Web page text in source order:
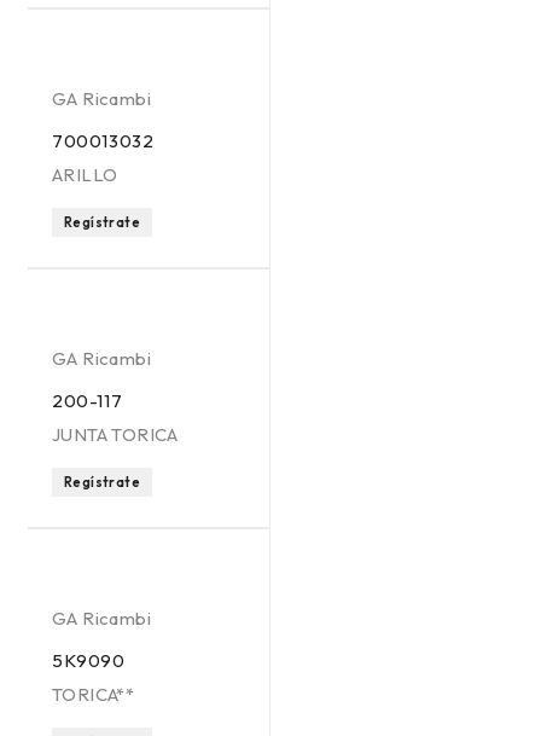
GA Ricambi
700013032
ARILLO
Regístrate
GA Ricambi
200-117
JUNTA TORICA
Regístrate
GA Ricambi
5K9090
TORICA**